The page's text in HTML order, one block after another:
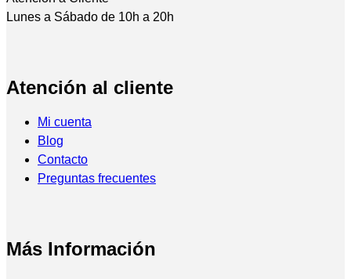
Lunes a Sábado de 10h a 20h
Atención al cliente
Mi cuenta
Blog
Contacto
Preguntas frecuentes
Más Información